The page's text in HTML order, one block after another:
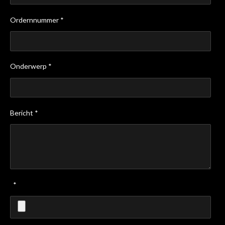
Ordernnummer *
Onderwerp *
Bericht *
*